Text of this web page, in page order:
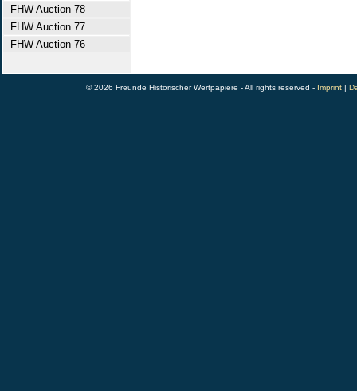
FHW Auction 78
FHW Auction 77
FHW Auction 76
© 2026 Freunde Historischer Wertpapiere - All rights reserved - Imprint |